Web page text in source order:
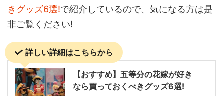
きグッズ6選!で紹介しているので、気になる方は是
非ご覧ください!
詳しい詳細はこちらから
【おすすめ】五等分の花嫁が好き
なら買っておくべきグッズ6選!